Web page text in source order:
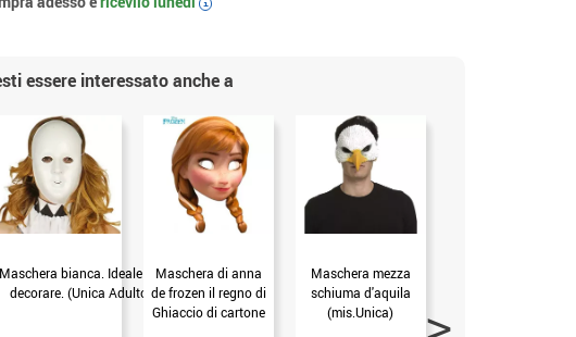
i
essere interessato anche a
Maschera bianca. Ideale per
decorare. (Unica Adulto)
Maschera di anna
de frozen il regno di
Ghiaccio di cartone
Maschera mezza
schiuma d'aquila
(mis.Unica)